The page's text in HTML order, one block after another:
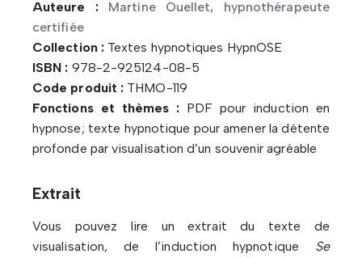
Auteure :
Martine Ouellet, hypnothérapeute
certifiée
Collection :Textes hypnotiques HypnOSE
ISBN : 978-2-925124-08-5
Code produit : THMO-119
Fonctions et thèmes : PDF pour induction en
hypnose; texte hypnotique pour amener la détente
profonde par visualisation d’un souvenir agréable
Extrait
Vous pouvez lire un extrait du texte de
visualisation, de l’induction hypnotique Se